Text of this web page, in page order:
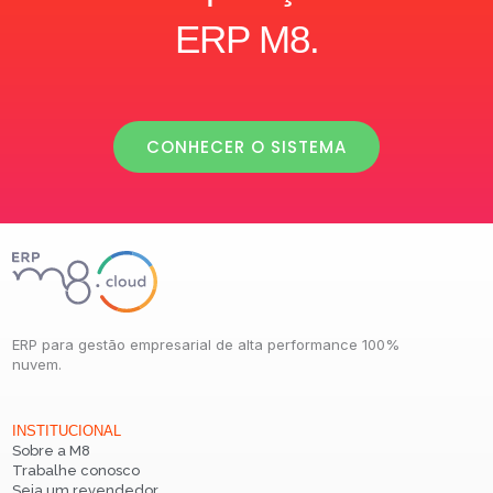
ERP M8.
CONHECER O SISTEMA
ERP para gestão empresarial de alta performance 100%
nuvem.
INSTITUCIONAL
Sobre a M8
Trabalhe conosco